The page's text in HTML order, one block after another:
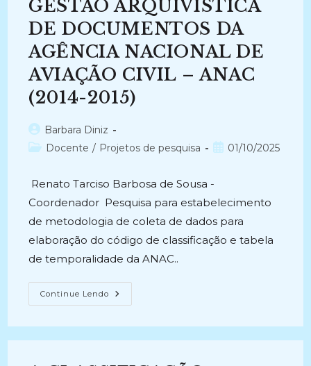
GESTÃO ARQUIVÍSTICA
DE DOCUMENTOS DA
AGÊNCIA NACIONAL DE
AVIAÇÃO CIVIL – ANAC
(2014-2015)
Autor
do
Barbara Diniz
Categoria
Docente / Projetos de pesquisa
Post01/10/2025
Renato Tarciso Barbosa de Sousa -
Coordenador Pesquisa para estabelecimento
de metodologia de coleta de dados para
elaboração do código de classificação e tabela
de temporalidade da ANAC..
Continue Lendo DESENVOLVIMENTO
DE
DE